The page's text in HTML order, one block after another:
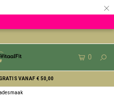
×
0
VANAF € 50,00